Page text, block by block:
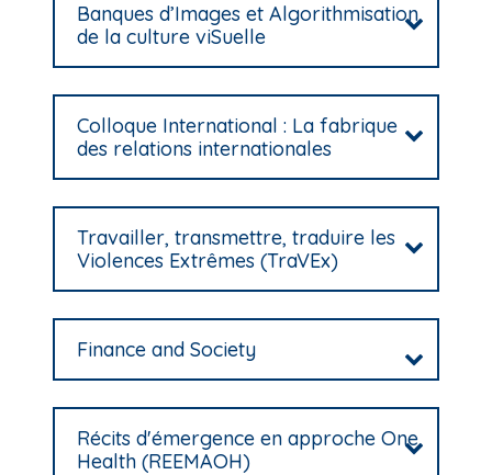
Banques d’Images et Algorithmisation
de la culture viSuelle
Colloque International : La fabrique
des relations internationales
Travailler, transmettre, traduire les
Violences Extrêmes (TraVEx)
Finance and Society
Récits d'émergence en approche One
Health (REEMAOH)